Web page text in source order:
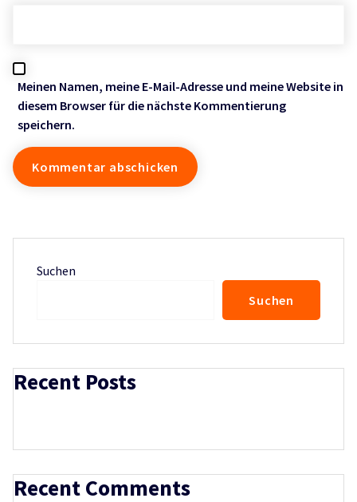
Meinen Namen, meine E-Mail-Adresse und meine Website in
diesem Browser für die nächste Kommentierung
speichern.
Suchen
Suchen
Recent Posts
Recent Comments